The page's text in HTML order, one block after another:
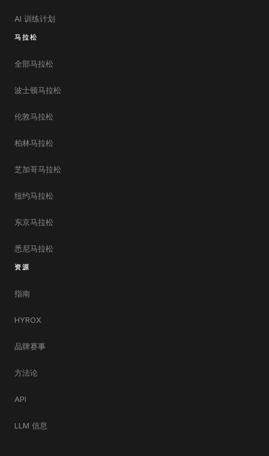
AI 训练计划
马拉松
全部马拉松
波士顿马拉松
伦敦马拉松
柏林马拉松
芝加哥马拉松
纽约马拉松
东京马拉松
悉尼马拉松
资源
指南
HYROX
品牌赛事
方法论
API
LLM 信息